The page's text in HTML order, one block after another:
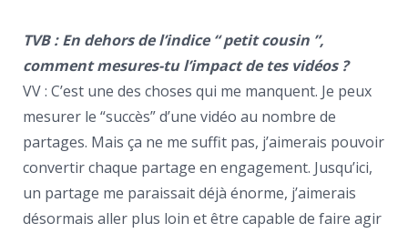
TVB : En dehors de l’indice “ petit cousin ”,
comment mesures-tu l’impact de tes vidéos ?
VV : C’est une des choses qui me manquent. Je peux
mesurer le “succès” d’une vidéo au nombre de
partages. Mais ça ne me suffit pas, j’aimerais pouvoir
convertir chaque partage en engagement. Jusqu’ici,
un partage me paraissait déjà énorme, j’aimerais
désormais aller plus loin et être capable de faire agir